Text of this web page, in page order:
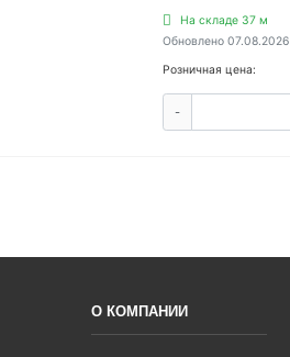
На складе 37 м
Обновлено 07.08.2026
Розничная цена:
-
О КОМПАНИИ